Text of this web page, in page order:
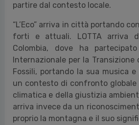
partire dal contesto locale.
“L’Eco” arriva in città portando
forti e attuali. LOTTA arriva
Colombia, dove ha
Internazionale per la Transizione
Fossili, portando la sua musica
un contesto di confronto globale
climatica e della giustizia
arriva invece da un
proprio la montagna e il suo